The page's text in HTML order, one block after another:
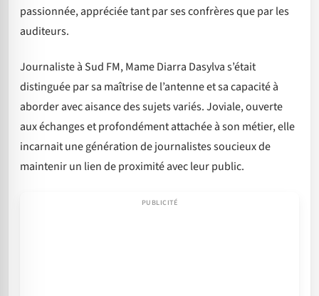
passionnée, appréciée tant par ses confrères que par les
auditeurs.
Journaliste à Sud FM, Mame Diarra Dasylva s’était
distinguée par sa maîtrise de l’antenne et sa capacité à
aborder avec aisance des sujets variés. Joviale, ouverte
aux échanges et profondément attachée à son métier, elle
incarnait une génération de journalistes soucieux de
maintenir un lien de proximité avec leur public.